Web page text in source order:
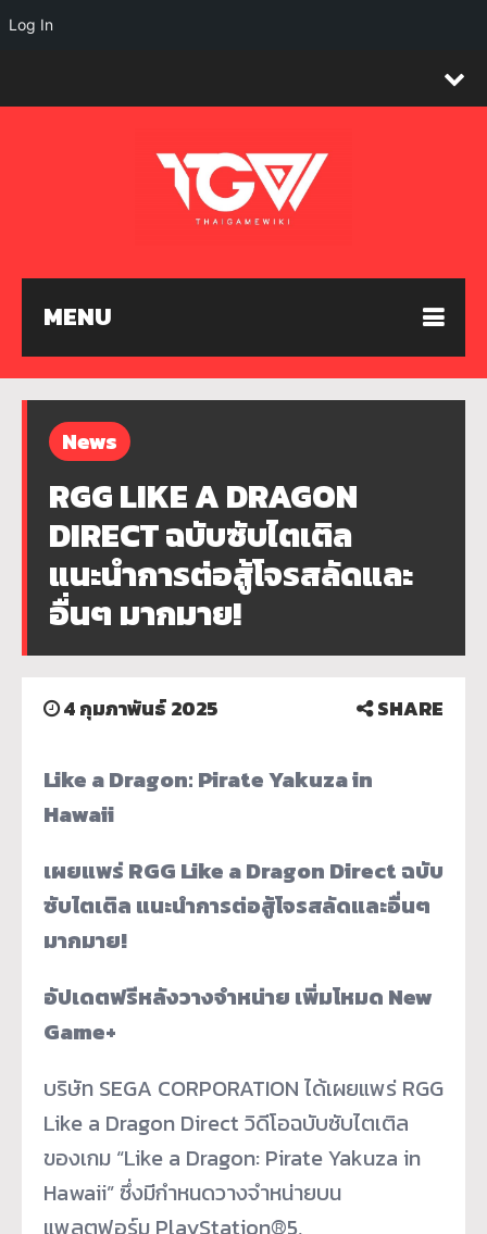
MENU
News
RGG LIKE A DRAGON
DIRECT ฉบับซับไตเติล
แนะนำการต่อสู้โจรสลัดและ
อื่นๆ มากมาย!
4 กุมภาพันธ์ 2025 SHARE
Like a Dragon: Pirate Yakuza in
Hawaii
เผยแพร่ RGG Like a Dragon Direct ฉบับ
ซับไตเติล แนะนำการต่อสู้โจรสลัดและอื่นๆ
มากมาย!
อัปเดตฟรีหลังวางจำหน่าย เพิ่มโหมด New
Game+
บริษัท SEGA CORPORATION ได้เผยแพร่ RGG
Like a Dragon Direct วิดีโอฉบับซับไตเติล
ของเกม “Like a Dragon: Pirate Yakuza in
Hawaii” ซึ่งมีกำหนดวางจำหน่ายบน
แพลตฟอร์ม PlayStation®5,
Log In